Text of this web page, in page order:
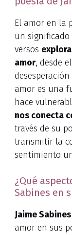
El amor en la
un significado
versos
amor, desde
amor es una
hace
nos conecta
través de su
transmitir la
sentimiento
¿Qué
Sabines en
Jaime Sabines
amor en sus